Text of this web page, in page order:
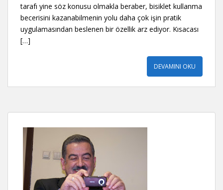
tarafı yine söz konusu olmakla beraber, bisiklet kullanma
becerisini kazanabilmenin yolu daha çok işin pratik
uygulamasından beslenen bir özellik arz ediyor. Kısacası
[…]
DEVAMINI OKU